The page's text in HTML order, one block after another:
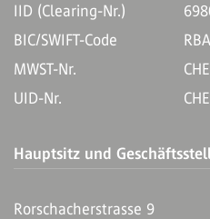
IID (Clearing-Nr.)
BIC/SWIFT-Code
MWST-Nr.
UID-Nr.
Hauptsitz und
Rorschacherstrasse 9